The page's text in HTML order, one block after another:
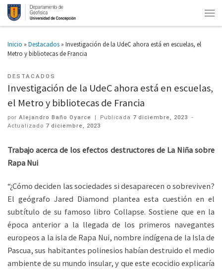
Inicio » Destacados » Investigación de la UdeC ahora está en escuelas, el
Metro y bibliotecas de Francia
DESTACADOS
Investigación de la UdeC ahora está en escuelas,
el Metro y bibliotecas de Francia
por Alejandro Baño Oyarce | Publicada 7 diciembre, 2023 -
Actualizado 7 diciembre, 2023
Trabajo acerca de los efectos destructores de La Niña sobre
Rapa Nui
“¿Cómo deciden las sociedades si desaparecen o sobreviven?
El geógrafo Jared Diamond plantea esta cuestión en el
subtítulo de su famoso libro Collapse. Sostiene que en la
época anterior a la llegada de los primeros navegantes
europeos a la isla de Rapa Nui, nombre indígena de la Isla de
Pascua, sus habitantes polinesios habían destruido el medio
ambiente de su mundo insular, y que este ecocidio explicaría